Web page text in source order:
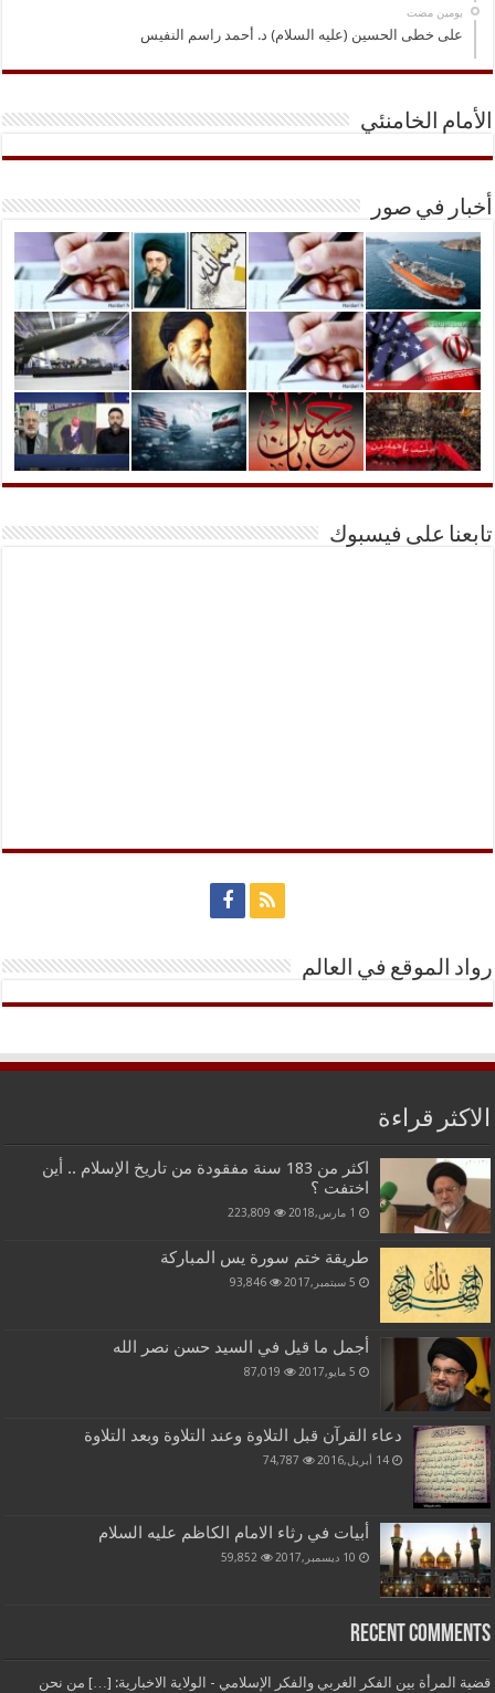
‏يومين مضت
على خطى الحسين (عليه السلام) د. أحمد راسم النفيس
الأمام الخامنئي
أخبار في صور
تابعنا على فيسبوك
رواد الموقع في العالم
الاكثر قراءة
اكثر من 183 سنة مفقودة من تاريخ الإسلام .. أين
اختفت ؟
1 مارس,2018 223,809
طريقة ختم سورة يس المباركة
5 سبتمبر,2017 93,846
أجمل ما قيل في السيد حسن نصر الله
5 مايو,2017 87,019
دعاء القرآن قبل التلاوة وعند التلاوة وبعد التلاوة
14 أبريل,2016 74,787
أبيات في رثاء الامام الكاظم عليه السلام
10 ديسمبر,2017 59,852
Recent Comments
قضية المرأة بين الفكر الغربي والفكر الإسلامي - الولاية الاخبارية: […] من نحن